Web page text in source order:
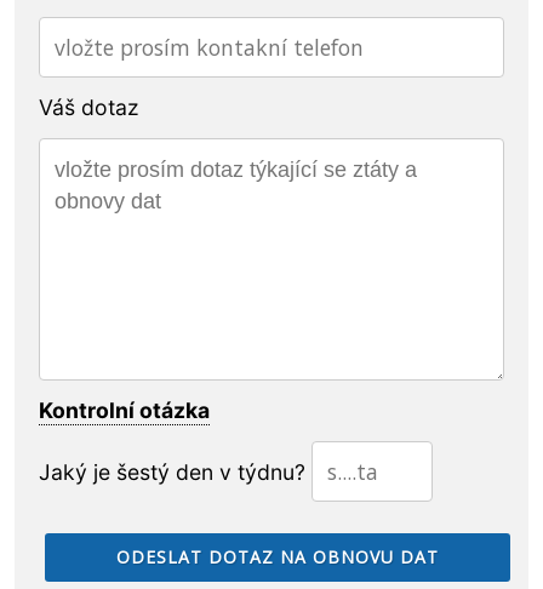
Váš dotaz
Kontrolní otázka
Jaký je šestý den v týdnu?